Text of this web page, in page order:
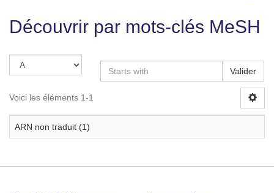
Découvrir par mots-clés MeSH
Valider
Voici les éléments 1-1
ARN non traduit (1)